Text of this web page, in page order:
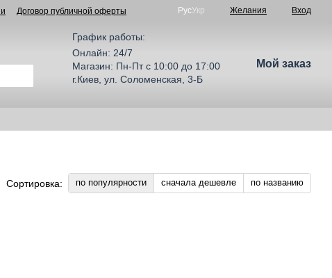
Договор публичной оферты РусУкр Желания Вход
График работы:
Онлайн: 24/7
Магазин: Пн-Пт с 10:00 до 17:00
г.Киев, ул. Соломенская, 3-Б
Мой заказ
Сортировка: по популярности сначала дешевле по названию